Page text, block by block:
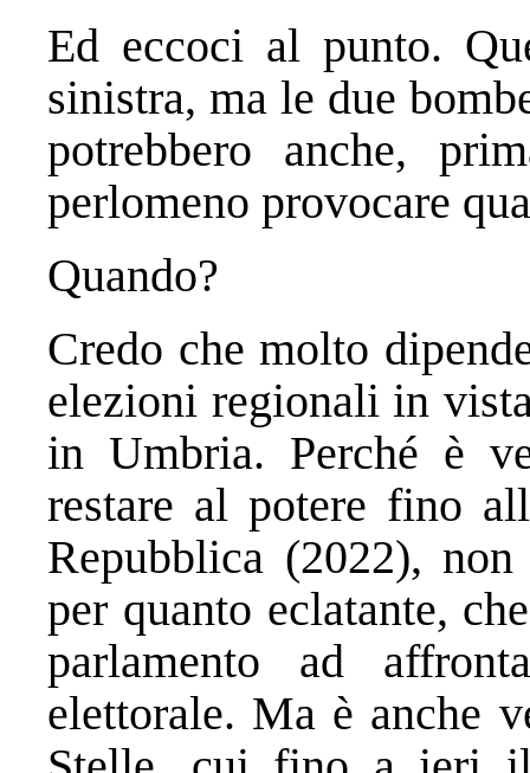
Ed eccoci al punto.
sinistra, ma le due
potrebbero anche,
perlomeno provocare
Quando?
Credo che molto
elezioni regionali in
in Umbria. Perché è
restare al potere fino
Repubblica (2022),
per quanto eclatante,
parlamento ad
elettorale. Ma è anche